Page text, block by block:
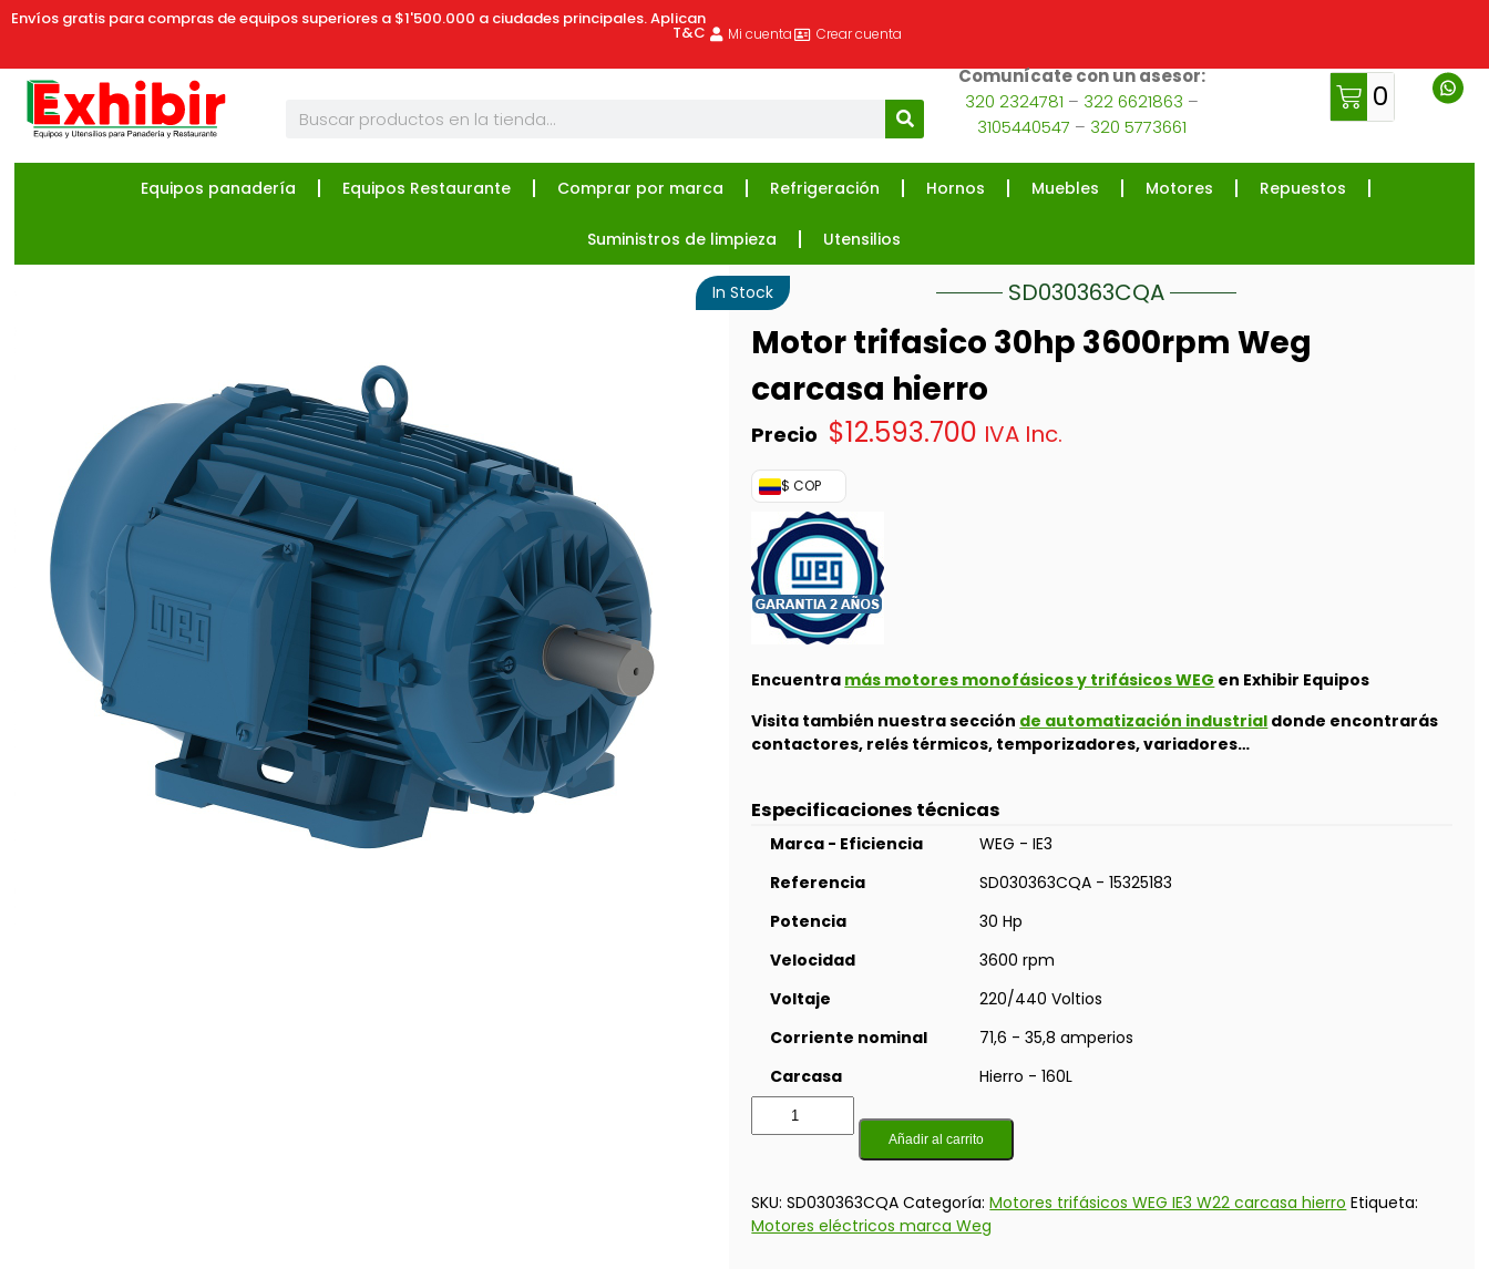
Envíos gratis para compras de equipos superiores a $1'500.000 a ciudades principales. Aplican
T&C Mi cuenta Crear cuenta
Comunícate con un asesor:
320 2324781 – 322 6621863 –
3105440547 – 320 5773661
0
Equipos panadería Equipos Restaurante Comprar por marca Refrigeración Hornos Muebles Motores Repuestos
Suministros de limpieza Utensilios
Motor trifasico 30hp 3600rpm Weg
carcasa hierro
$12.593.700 IVA Inc.
$ COP
Encuentra más motores monofásicos y trifásicos WEG en Exhibir Equipos
Visita también nuestra sección de automatización industrial donde encontrarás
contactores, relés térmicos, temporizadores, variadores…
In Stock SD030363CQA
Especificaciones técnicas
Marca - Eficiencia
WEG - IE3
Referencia
SD030363CQA - 15325183
Potencia
30 Hp
Velocidad
3600 rpm
Voltaje
220/440 Voltios
Corriente nominal
71,6 - 35,8 amperios
Carcasa
Hierro - 160L
Añadir al carrito
SKU:SD030363CQA Categoría:Motores trifásicos WEG IE3 W22 carcasa hierro Etiqueta:
Motores eléctricos marca Weg